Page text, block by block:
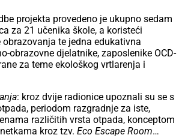
projekta provedeno je ukupno sedam
za 21 učenika škole, a koristeći
te jedna edukativna
obrazovne djelatnike, zaposlenike OCD-
za teme ekološkog vrtlarenja i
: kroz dvije radionice upoznali su se s
periodom razgradnje za iste,
različitih vrsta otpada, konceptom
kroz tzv. Eco Escape Room…